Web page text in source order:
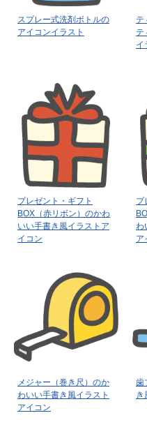
スプレー式洗剤ボトルの
アイコンイラスト
テ
テ
イ
プレゼント・ギフト
BOX（赤リボン）のかわ
いい手書き風イラストア
イコン
プ
わ
ア
メジャー（巻き尺）のか
わいい手書き風イラスト
アイコン
歯
き